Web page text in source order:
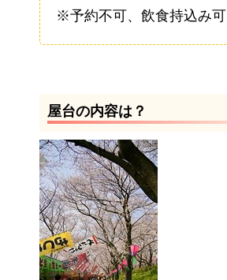
※予約不可、飲食持込み可
屋台の内容は？